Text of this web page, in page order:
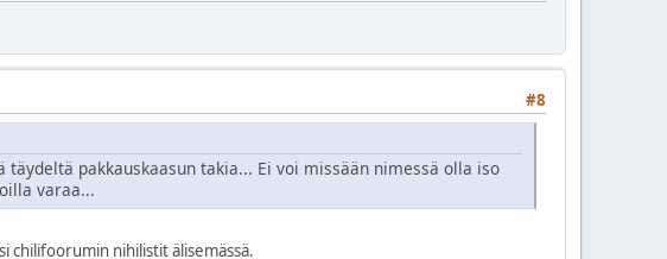
#8
täydeltä pakkauskaasun takia... Ei voi missään nimessä olla iso
varaa...
chilifoorumin nihilistit älisemässä.